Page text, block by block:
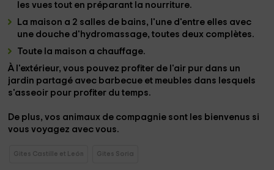
les vues tout en préparant la nourriture.
La maison a 2 salles de bains, l'une d'entre elles avec
une douche d'hydromassage, toutes deux complètes.
Toute la maison a chauffage.
À l'extérieur, vous pouvez profiter de l'air pur dans un
jardin partagé avec barbecue et meubles dans lesquels
s'asseoir pour profiter du temps.
De plus, vos animaux de compagnie sont les bienvenus si
vous voyagez avec vous.
Gites Castille et León Gites Soria